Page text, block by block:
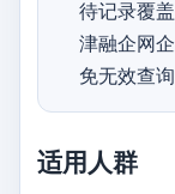
待记录覆
津融企网
免无效查询
适用人群